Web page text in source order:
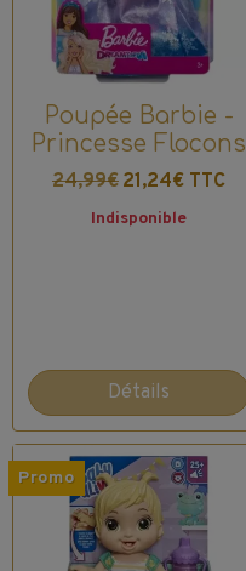
Poupée Barbie -
Princesse Flocons
24,99€ 21,24€ TTC
Indisponible
Détails
Promo